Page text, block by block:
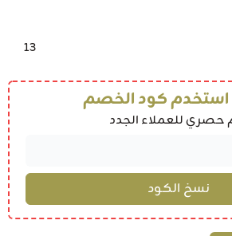
13
كود الخصم
للعملاء الجدد